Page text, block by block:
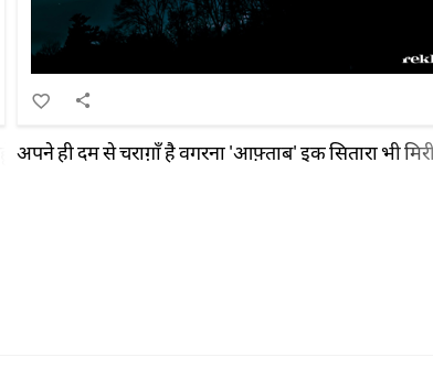
अपने ही दम से चराग़ाँ है वगरना 'आफ़्ताब' इक सितारा भी मिरी